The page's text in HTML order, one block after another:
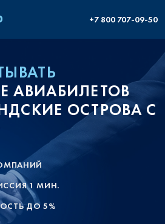
+7 800 707-09-50
АВИАБИЛЕТОВ
ОСТРОВА С
1 МИН.
ДО 5%